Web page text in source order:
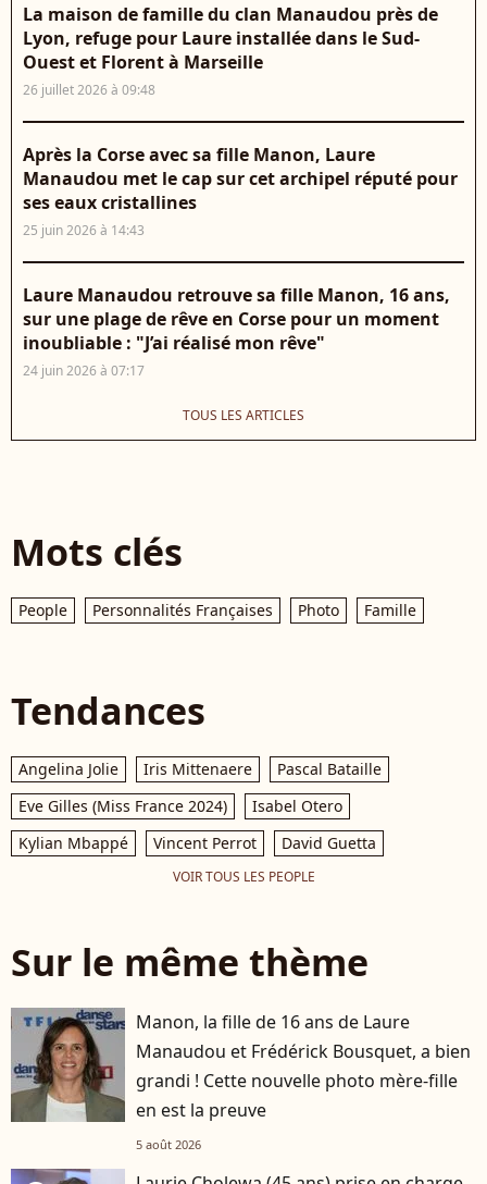
La maison de famille du clan Manaudou près de
Lyon, refuge pour Laure installée dans le Sud-
Ouest et Florent à Marseille
26 juillet 2026 à 09:48
Après la Corse avec sa fille Manon, Laure
Manaudou met le cap sur cet archipel réputé pour
ses eaux cristallines
25 juin 2026 à 14:43
Laure Manaudou retrouve sa fille Manon, 16 ans,
sur une plage de rêve en Corse pour un moment
inoubliable : "J’ai réalisé mon rêve"
24 juin 2026 à 07:17
TOUS LES ARTICLES
Mots clés
People Personnalités Françaises Photo Famille
Tendances
Angelina Jolie Iris Mittenaere
Pascal Bataille
Eve Gilles (Miss France 2024)
Isabel Otero
Kylian Mbappé
Vincent Perrot David Guetta
VOIR TOUS LES PEOPLE
Sur le même thème
Manon, la fille de 16 ans de Laure
Manaudou et Frédérick Bousquet, a bien
grandi ! Cette nouvelle photo mère-fille
en est la preuve
5 août 2026